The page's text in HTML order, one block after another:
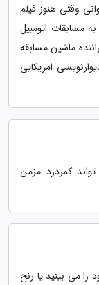
وقتی هنوز فیلم
مسابقات اتومبیل
ماشین مسابقه
امریکایی
کمردرد مزمن
می بینید یا رنج